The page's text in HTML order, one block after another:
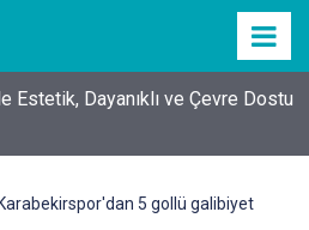
Estetik, Dayanıklı ve Çevre Dostu
Karabekirspor'dan 5 gollü galibiyet